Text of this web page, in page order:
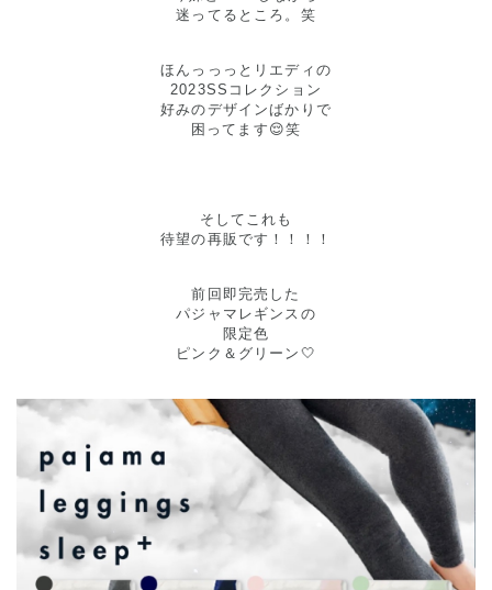
迷ってるところ。笑
ほんっっっとリエディの
2023SSコレクション
好みのデザインばかりで
困ってます😌笑
そしてこれも
待望の再販です！！！！
前回即完売した
パジャマレギンスの
限定色
ピンク＆グリーン🤍